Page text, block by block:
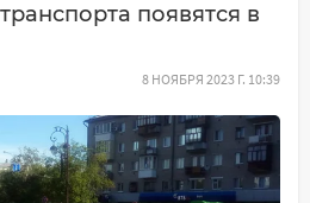
появятся в
8 НОЯБРЯ 2023 Г. 10:39